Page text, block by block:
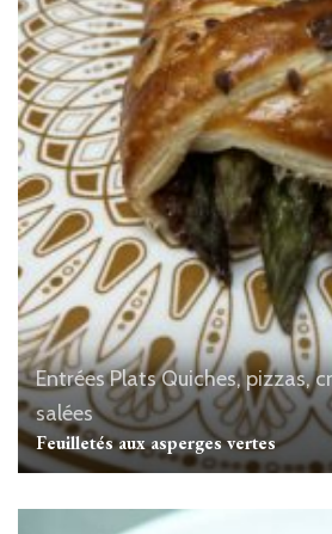
EntréesPlatsQuiches, pizzas,
salées
Feuilletés aux asperges vertes